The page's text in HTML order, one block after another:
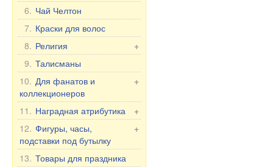
6. Чай Челтон
7. Краски для волос
+
8. Религия
Иконы в машину
Настольные иконы, 2-,
3-, 4-ные
Иконы в ризе
Другие иконы
30x40 см, деревянные,
двойное тиснение
9. Талисманы
+
10. Для фанатов и
коллекционеров
Фанатам и
коллекционерам
Флаги и вымпелы
Фляжки
+
11. Наградная атрибутика
Наградные аксессуары
Для женщин
Для мужчин
+
12. Фигуры, часы,
подставки под бутылку
Фигуры Романтика
13. Товары для праздника